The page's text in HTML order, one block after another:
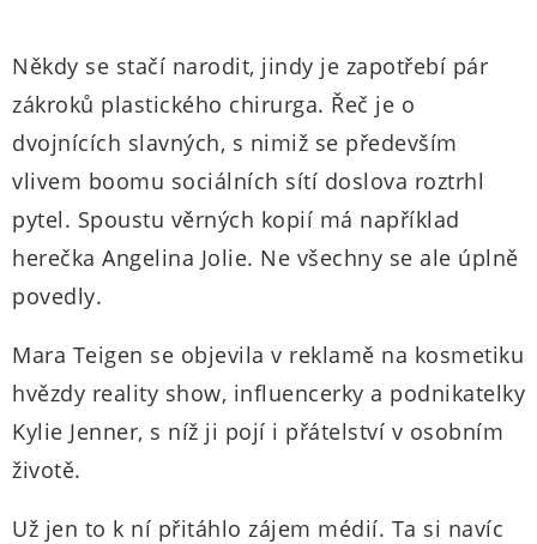
Někdy se stačí narodit, jindy je zapotřebí pár
zákroků plastického chirurga. Řeč je o
dvojnících slavných, s nimiž se především
vlivem boomu sociálních sítí doslova roztrhl
pytel. Spoustu věrných kopií má například
herečka Angelina Jolie. Ne všechny se ale úplně
povedly.
Mara Teigen se objevila v reklamě na kosmetiku
hvězdy reality show, influencerky a podnikatelky
Kylie Jenner, s níž ji pojí i přátelství v osobním
životě.
Už jen to k ní přitáhlo zájem médií. Ta si navíc